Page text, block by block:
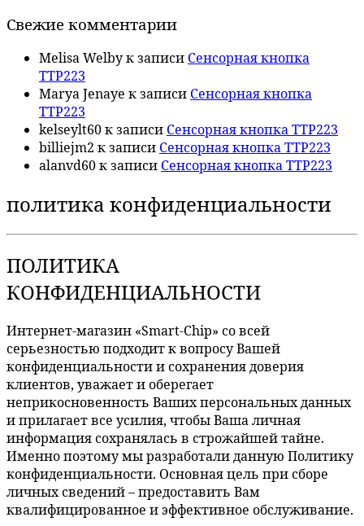
Свежие комментарии
Melisa Welbyк записи Сенсорная кнопка
TTP223
Marya Jenaye к записи Сенсорная кнопка
TTP223
kelseylt60к записи Сенсорная кнопка TTP223
billiejm2 к записи Сенсорная кнопка TTP223
alanvd60к записи Сенсорная кнопка TTP223
политика конфиденциальности
ПОЛИТИКА
КОНФИДЕНЦИАЛЬНОСТИ
Интернет-магазин «Smart-Chip» со всей
серьезностью подходит к вопросу Вашей
конфиденциальности и сохранения доверия
клиентов, уважает и оберегает
неприкосновенность Ваших персональных данных
и прилагает все усилия, чтобы Ваша личная
информация сохранялась в строжайшей тайне.
Именно поэтому мы разработали данную Политику
конфиденциальности. Основная цель при сборе
личных сведений – предоставить Вам
квалифицированное и эффективное обслуживание.